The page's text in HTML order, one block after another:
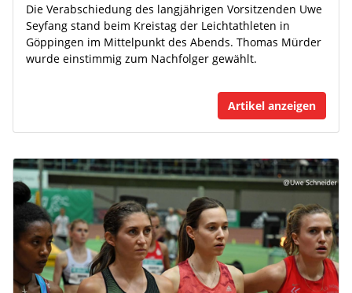
Die Verabschiedung des langjährigen Vorsitzenden Uwe
Seyfang stand beim Kreistag der Leichtathleten in
Göppingen im Mittelpunkt des Abends. Thomas Mürder
wurde einstimmig zum Nachfolger gewählt.
Artikel anzeigen